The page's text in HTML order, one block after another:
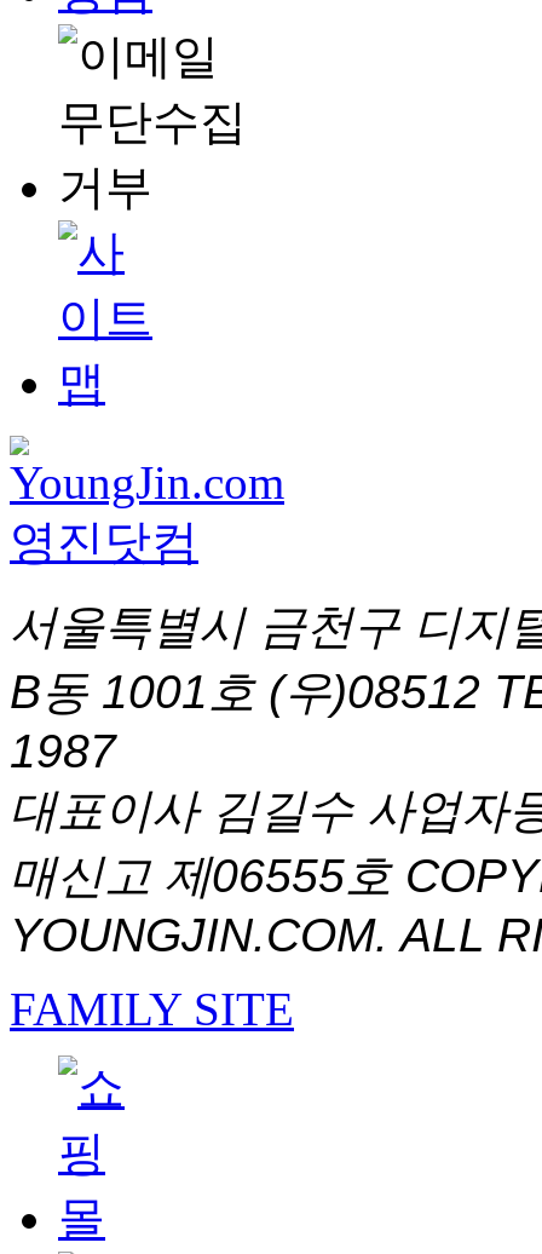
서울특별시 금천구 디지
B동 1001호 (우)08512
1987
대표이사 김길수 사업자
매신고 제06555호
YOUNGJIN.COM. ALL
FAMILY SITE